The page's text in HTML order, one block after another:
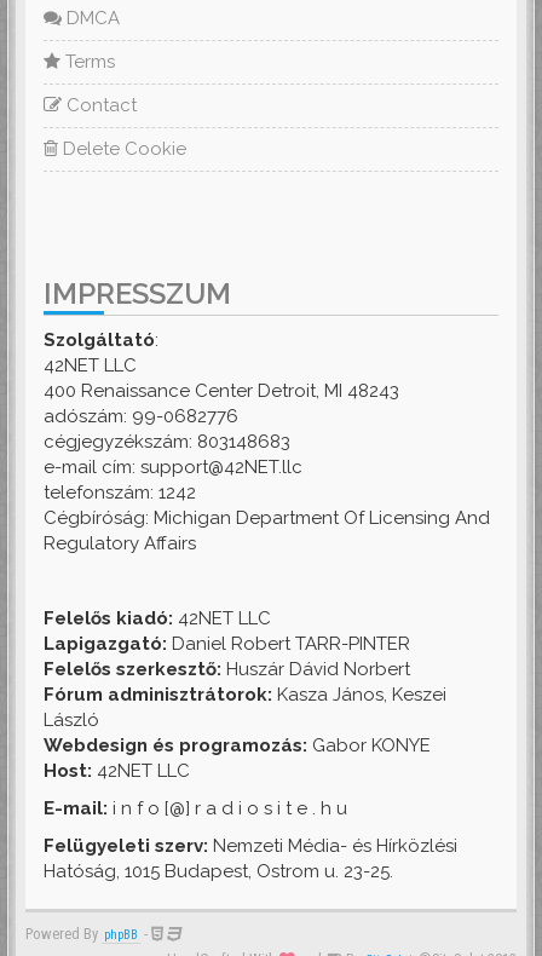
DMCA
Terms
Contact
Delete Cookie
IMPRESSZUM
Szolgáltató:
42NET LLC
400 Renaissance Center Detroit, MI 48243
adószám: 99-0682776
cégjegyzékszám: 803148683
e-mail cím: support@42NET.llc
telefonszám: 1242
Cégbíróság: Michigan Department Of Licensing And
Regulatory Affairs
Felelős kiadó: 42NET LLC
Lapigazgató: Daniel Robert TARR-PINTER
Felelős szerkesztő: Huszár Dávid Norbert
Fórum adminisztrátorok: Kasza János, Keszei
László
Webdesign és programozás: Gabor KONYE
Host: 42NET LLC
E-mail: i n f o [@] r a d i o s i t e . h u
Felügyeleti szerv: Nemzeti Média- és Hírközlési
Hatóság, 1015 Budapest, Ostrom u. 23-25.
Powered By phpBB -